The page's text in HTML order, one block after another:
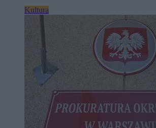
Kultura